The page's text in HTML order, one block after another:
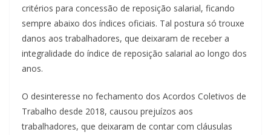
critérios para concessão de reposição salarial, ficando
sempre abaixo dos índices oficiais. Tal postura só trouxe
danos aos trabalhadores, que deixaram de receber a
integralidade do índice de reposição salarial ao longo dos
anos.
O desinteresse no fechamento dos Acordos Coletivos de
Trabalho desde 2018, causou prejuízos aos
trabalhadores, que deixaram de contar com cláusulas